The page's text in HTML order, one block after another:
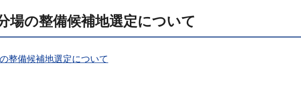
場の整備候補地選定について
整備候補地選定について